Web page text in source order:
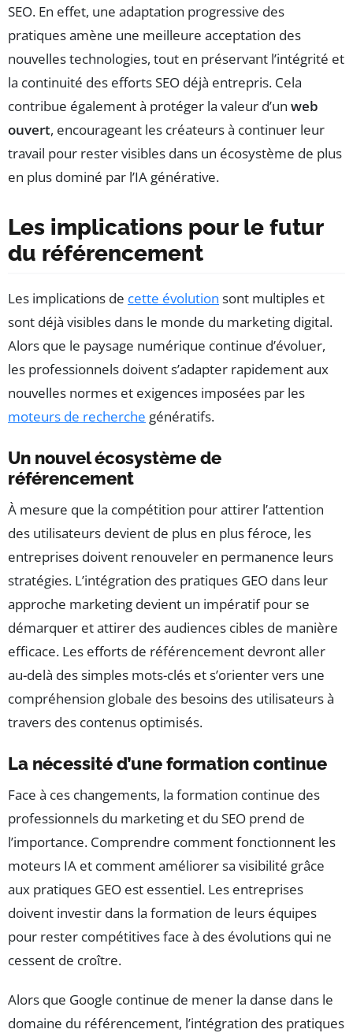
SEO. En effet, une adaptation progressive des
pratiques amène une meilleure acceptation des
nouvelles technologies, tout en préservant l’intégrité et
la continuité des efforts SEO déjà entrepris. Cela
contribue également à protéger la valeur d’un web
ouvert, encourageant les créateurs à continuer leur
travail pour rester visibles dans un écosystème de plus
en plus dominé par l’IA générative.
Les implications pour le futur
du référencement
Les implications de cette évolution sont multiples et
sont déjà visibles dans le monde du marketing digital.
Alors que le paysage numérique continue d’évoluer,
les professionnels doivent s’adapter rapidement aux
nouvelles normes et exigences imposées par les
moteurs de recherche génératifs.
Un nouvel écosystème de
référencement
À mesure que la compétition pour attirer l’attention
des utilisateurs devient de plus en plus féroce, les
entreprises doivent renouveler en permanence leurs
stratégies. L’intégration des pratiques GEO dans leur
approche marketing devient un impératif pour se
démarquer et attirer des audiences cibles de manière
efficace. Les efforts de référencement devront aller
au-delà des simples mots-clés et s’orienter vers une
compréhension globale des besoins des utilisateurs à
travers des contenus optimisés.
La nécessité d’une formation continue
Face à ces changements, la formation continue des
professionnels du marketing et du SEO prend de
l’importance. Comprendre comment fonctionnent les
moteurs IA et comment améliorer sa visibilité grâce
aux pratiques GEO est essentiel. Les entreprises
doivent investir dans la formation de leurs équipes
pour rester compétitives face à des évolutions qui ne
cessent de croître.
Alors que Google continue de mener la danse dans le
domaine du référencement, l’intégration des pratiques